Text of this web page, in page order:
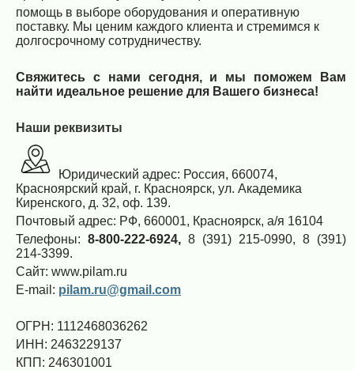
помощь в выборе оборудования и оперативную
поставку. Мы ценим каждого клиента и стремимся к
долгосрочному сотрудничеству.
Свяжитесь с нами сегодня, и мы поможем Вам
найти идеальное решение для Вашего бизнеса!
Наши реквизиты
Юридический адрес: Россия, 660074,
Красноярский край, г. Красноярск, ул. Академика
Киренского, д. 32, оф. 139.
Почтовый адрес: РФ, 660001, Красноярск, а/я 16104
Телефоны: 8-800-222-6924, 8 (391) 215-0990, 8 (391)
214-3399.
Сайт: www.pilam.ru
E-mail: pilam.ru@gmail.com
ОГРН: 1112468036262
ИНН: 2463229137
КПП: 246301001